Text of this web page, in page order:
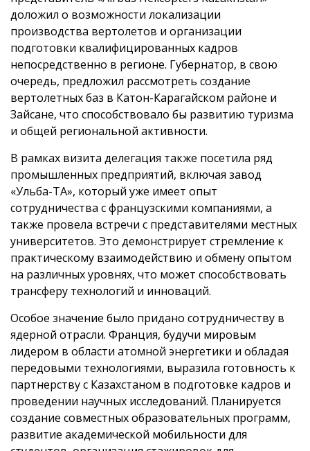
доложил о возможности локализации
производства вертолетов и организации
подготовки квалифицированных кадров
непосредственно в регионе. Губернатор, в свою
очередь, предложил рассмотреть создание
вертолетных баз в Катон-Карагайском районе и
Зайсане, что способствовало бы развитию туризма
и общей региональной активности.
В рамках визита делегация также посетила ряд
промышленных предприятий, включая завод
«Ульба-ТА», который уже имеет опыт
сотрудничества с французскими компаниями, а
также провела встречи с представителями местных
университетов. Это демонстрирует стремление к
практическому взаимодействию и обмену опытом
на различных уровнях, что может способствовать
трансферу технологий и инноваций.
Особое значение было придано сотрудничеству в
ядерной отрасли. Франция, будучи мировым
лидером в области атомной энергетики и обладая
передовыми технологиями, выразила готовность к
партнерству с Казахстаном в подготовке кадров и
проведении научных исследований. Планируется
создание совместных образовательных программ,
развитие академической мобильности для